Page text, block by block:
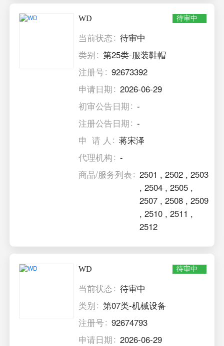
WD 待审中
当前状态
待审中
类别
第25类-服装鞋帽
注册号
92673392
申请日期
2026-06-29
初审公告日期
-
注册公告日期
-
申 请 人
蒋宋泽
代理机构
-
商品/服务列表
2501 ,2502 ,2503
,2504 ,2505 ,
2507 ,2508 ,2509
,2510 ,2511 ,
2512
WD 待审中
当前状态
待审中
类别
第07类-机械设备
注册号
92674793
申请日期
2026-06-29